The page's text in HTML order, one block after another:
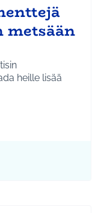
metsään
heille lisää
Ympäristö